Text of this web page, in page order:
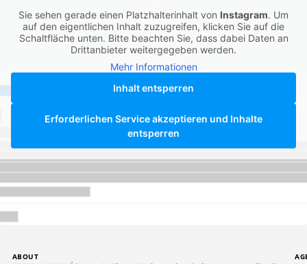
Sie sehen gerade einen Platzhalterinhalt von Instagram. Um
auf den eigentlichen Inhalt zuzugreifen, klicken Sie auf die
Schaltfläche unten. Bitte beachten Sie, dass dabei Daten an
Drittanbieter weitergegeben werden.
Mehr Informationen
Inhalt entsperren
Erforderlichen Service akzeptieren und Inhalte
entsperren
ABOUT